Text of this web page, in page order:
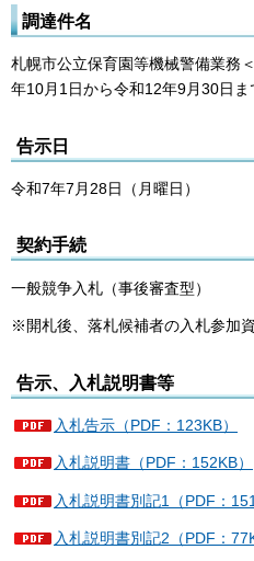
調達件名
札幌市公立保育園等機械警備業務
年10月1日から令和12年9月30日ま
告示日
令和7年7月28日（月曜日）
契約手続
一般競争入札（事後審査型）
※開札後、落札候補者の入札参加
告示、入札説明書等
入札告示（PDF：123KB）
入札説明書（PDF：152KB）
入札説明書別記1（PDF：
入札説明書別記2（PDF：